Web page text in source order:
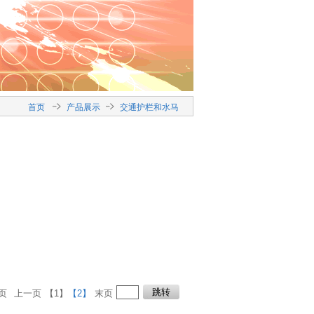
首页 产品展示 交通护栏和水马
上一页 【1】 【2】 末页